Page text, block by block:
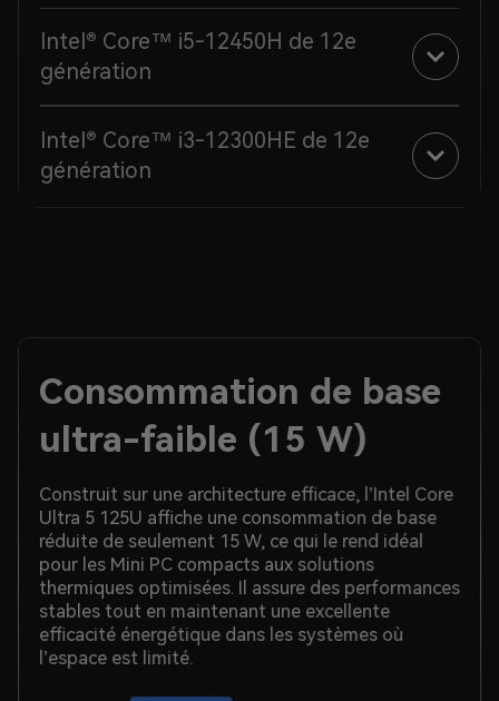
Intel® Core™ i5-12450H de 12e
génération
Intel® Core™ i3-12300HE de 12e
génération
Consommation de base
ultra-faible (15 W)
Construit sur une architecture efficace, l’Intel Core
Ultra 5 125U affiche une consommation de base
réduite de seulement 15 W, ce qui le rend idéal
pour les Mini PC compacts aux solutions
thermiques optimisées. Il assure des performances
stables tout en maintenant une excellente
efficacité énergétique dans les systèmes où
l’espace est limité.